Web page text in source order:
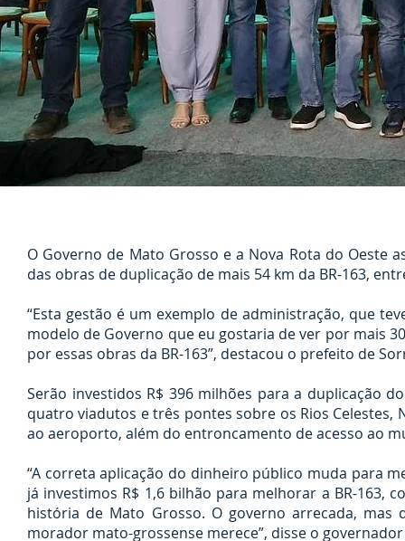
O Governo de Mato Grosso e a Nova Rota do Oeste
das obras de duplicação de mais 54 km da BR-163,
“Esta gestão é um exemplo de administração, que
modelo de Governo que eu gostaria de ver por mais
por essas obras da BR-163”, destacou o prefeito de
Serão investidos R$ 396 milhões para a duplicação
quatro viadutos e três pontes sobre os Rios Celestes,
ao aeroporto, além do entroncamento de acesso ao
“A correta aplicação do dinheiro público muda para
já investimos R$ 1,6 bilhão para melhorar a BR-163,
história de Mato Grosso. O governo arrecada,
morador mato-grossense merece”, disse o